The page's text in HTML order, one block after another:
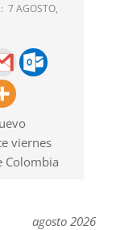
7 AGOSTO,
viernes
Colombia
agosto 2026